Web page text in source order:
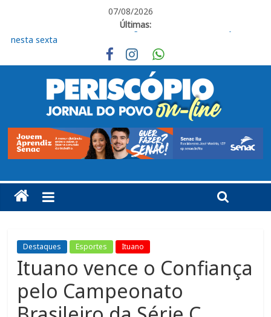
07/08/2026
Últimas:
CEUNSP apresenta novos espaços do Bloco K no Campus
Itu registra alta no Ideb e alcança nota 6,5 nos anos iniciais do
Ensino Fundamental
Fraternidades Franciscanas realizam ação solidária em
benefício do Lar Santo Inácio, em Itu
CIS abre 10 vagas de estágio para estudantes de diversas
áreas em Itu
Livro “Roberto de Francisco, organista em Itu” será lançado
nesta sexta
Destaques Esportes Ituano
Ituano vence o Confiança
pelo Campeonato